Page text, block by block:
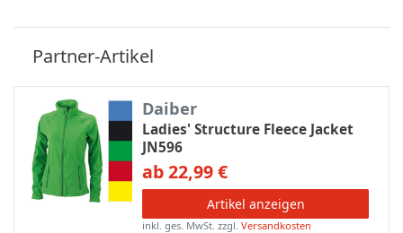
Partner-Artikel
Daiber
Ladies' Structure Fleece Jacket
JN596
ab 22,99 €
Artikel anzeigen
inkl. ges. MwSt. zzgl.Versandkosten